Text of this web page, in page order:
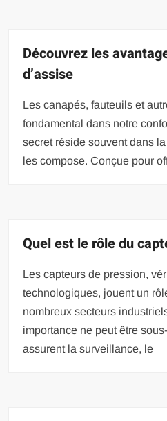
Découvrez les
d’assise
Les canapés, fauteuils et
fondamental dans notre
secret réside souvent dans
les compose. Conçue pour
Quel est le rôle du
Les capteurs de pression,
technologiques, jouent un
nombreux secteurs
importance ne peut être
assurent la surveillance, le